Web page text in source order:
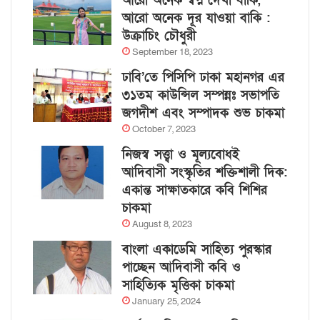
আরো অনেক দূর যাওয়া বাকি :
উক্রাচিং চৌধুরী
September 18, 2023
ঢাবি’তে পিসিপি ঢাকা মহানগর এর
৩১তম কাউন্সিল সম্পন্নঃ সভাপতি
জগদীশ এবং সম্পাদক শুভ চাকমা
October 7, 2023
নিজস্ব সত্ত্বা ও মূল্যবোধই
আদিবাসী সংস্কৃতির শক্তিশালী দিক:
একান্ত সাক্ষাতকারে কবি শিশির
চাকমা
August 8, 2023
বাংলা একাডেমি সাহিত্য পুরস্কার
পাচ্ছেন আদিবাসী কবি ও
সাহিত্যিক মৃত্তিকা চাকমা
January 25, 2024